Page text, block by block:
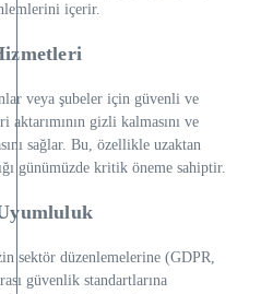
içerir.
veya şubeler için güvenli ve
gizli kalmasını ve
sağlar. Bu, özellikle uzaktan
günümüzde kritik öneme sahiptir.
sektör düzenlemelerine (GDPR,
güvenlik standartlarına